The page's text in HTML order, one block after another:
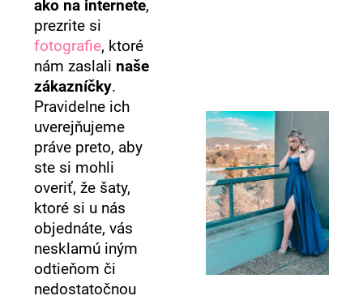
ako na internete,
prezrite si
fotografie, ktoré
nám zaslali naše
zákazníčky.
Pravidelne ich
uverejňujeme
práve preto, aby
ste si mohli
overiť, že šaty,
ktoré si u nás
objednáte, vás
nesklamú iným
odtieňom či
nedostatočnou